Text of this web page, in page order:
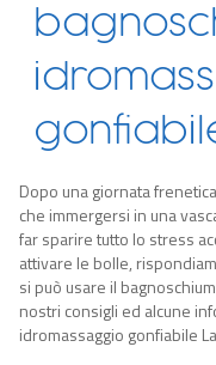
Dopo una giornata
che immergersi in una
far sparire tutto lo stress
attivare le bolle,
si può usare il
nostri consigli ed alcune
idromassaggio gonfiabile